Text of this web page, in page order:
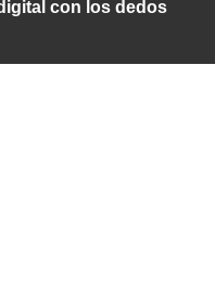
con los dedos